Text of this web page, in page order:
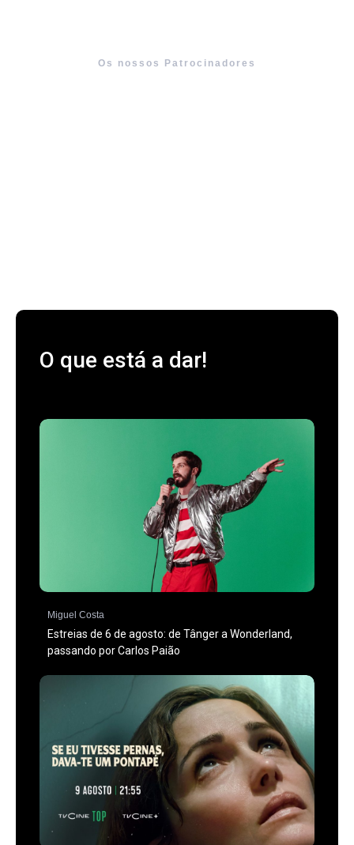
Os nossos Patrocinadores
O que está a dar!
Miguel Costa
Estreias de 6 de agosto: de Tânger a Wonderland,
passando por Carlos Paião